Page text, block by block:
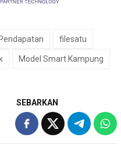
filesatu
Model Smart Kampung
SEBARKAN